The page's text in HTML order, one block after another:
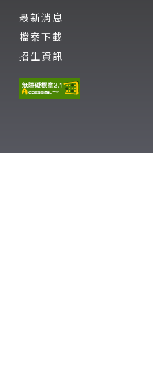
最新消息
檔案下載
招生資訊